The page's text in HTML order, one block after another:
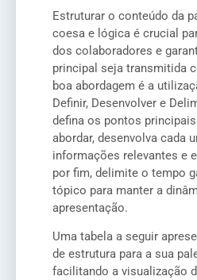
Estruturar o conteúdo da
coesa e lógica é crucial
dos colaboradores e
principal seja transmitida
boa abordagem é a
Definir, Desenvolver e
defina os pontos
abordar, desenvolva cada
informações relevantes e
por fim, delimite o tempo
tópico para manter a
apresentação.
Uma tabela a seguir
de estrutura para a sua
facilitando a visualização